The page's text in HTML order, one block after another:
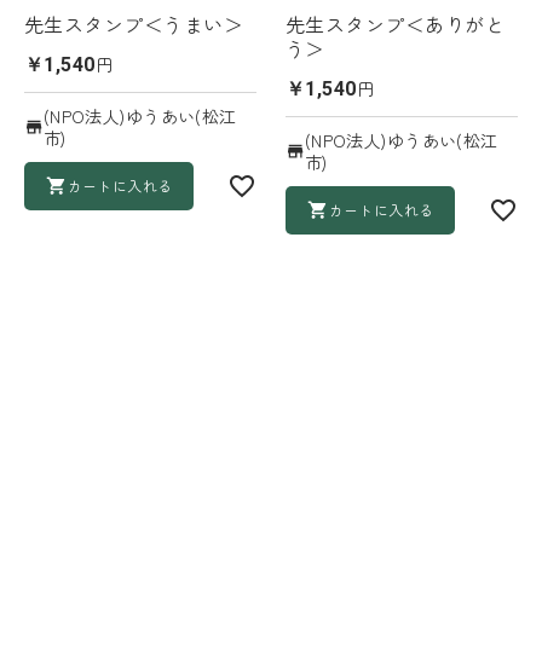
先生スタンプ＜うまい＞
￥1,540円
(NPO法人)ゆうあい(松江
市)
カートに入れる
先生スタンプ＜ありがと
う＞
￥1,540円
(NPO法人)ゆうあい(松江
市)
カートに入れる